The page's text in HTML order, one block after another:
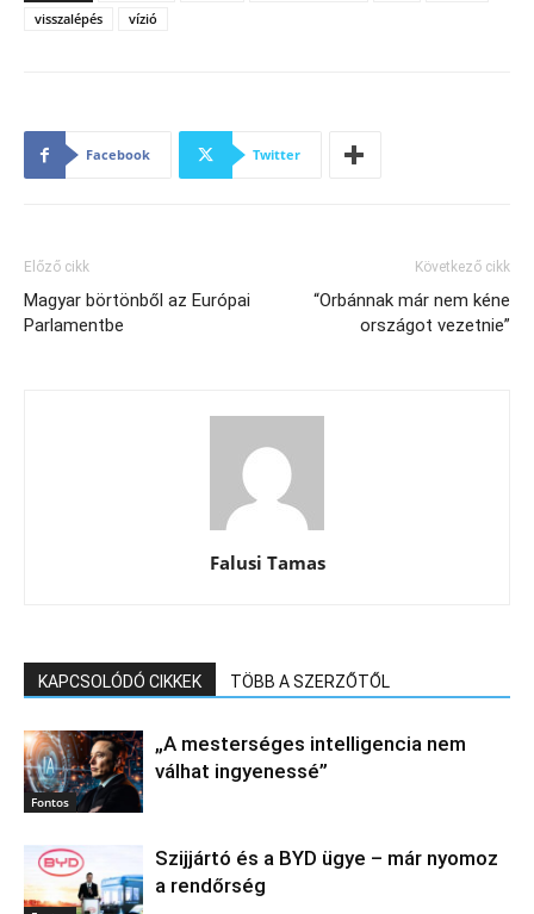
visszalépés
vízió
Facebook Twitter
Előző cikk
Magyar börtönből az Európai
Parlamentbe
Következő cikk
“Orbánnak már nem kéne
országot vezetnie”
Falusi Tamas
KAPCSOLÓDÓ CIKKEK TÖBB A SZERZŐTŐL
Fontos
„A mesterséges intelligencia nem
válhat ingyenessé”
Szijjártó és a BYD ügye – már nyomoz
a rendőrség